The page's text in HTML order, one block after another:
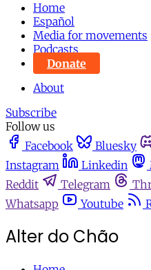
Home
Español
Media for movements
Podcasts
Donate
About
Subscribe
Follow us
Facebook
Bluesky
Instagram
Linkedin
Reddit
Telegram
Whatsapp
Youtube
Alter do Chão